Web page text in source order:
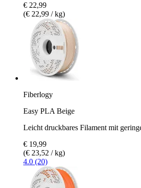
€ 22,99
(€ 22,99 / kg)
Fiberlogy
Easy PLA Beige
Leicht druckbares Filament mit
€ 19,99
(€ 23,52 / kg)
4.0 (20)